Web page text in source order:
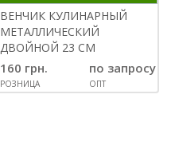
ВЕНЧИК КУЛИНАРНЫЙ
МЕТАЛЛИЧЕСКИЙ
ДВОЙНОЙ 23 СМ
160 грн.
РОЗНИЦА
по запросу
ОПТ